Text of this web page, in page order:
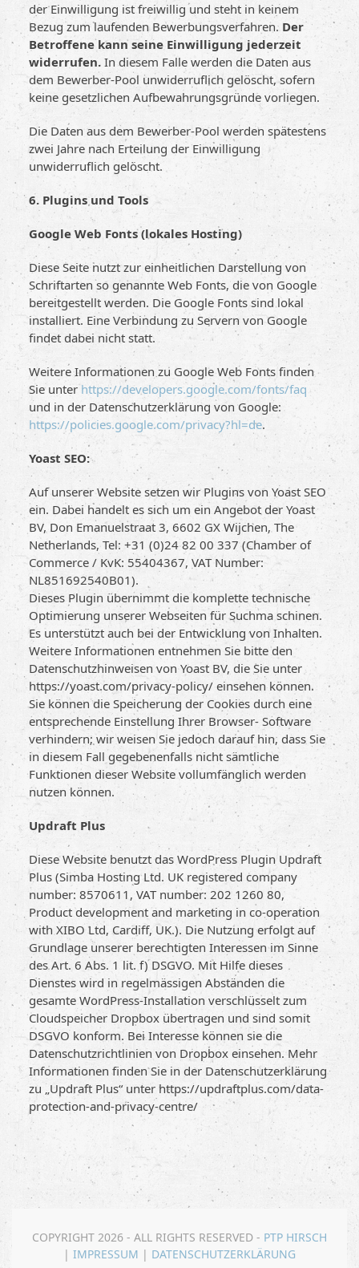
der Einwilligung ist freiwillig und steht in keinem
Bezug zum laufenden Bewerbungsverfahren. Der
Betroffene kann seine Einwilligung jederzeit
widerrufen.In diesem Falle werden die Daten aus
dem Bewerber-Pool unwiderruflich gelöscht, sofern
keine gesetzlichen Aufbewahrungsgründe vorliegen.
Die Daten aus dem Bewerber-Pool werden spätestens
zwei Jahre nach Erteilung der Einwilligung
unwiderruflich gelöscht.
6. Plugins und Tools
Google Web Fonts (lokales Hosting)
Diese Seite nutzt zur einheitlichen Darstellung von
Schriftarten so genannte Web Fonts, die von Google
bereitgestellt werden. Die Google Fonts sind lokal
installiert. Eine Verbindung zu Servern von Google
findet dabei nicht statt.
Weitere Informationen zu Google Web Fonts finden
Sie unterhttps://developers.google.com/fonts/faq
und in der Datenschutzerklärung von Google:
https://policies.google.com/privacy?hl=de.
Yoast SEO:
Auf unserer Website setzen wir Plugins von Yoast SEO
ein. Dabei handelt es sich um ein Angebot der Yoast
BV, Don Emanuelstraat 3, 6602 GX Wijchen, The
Netherlands, Tel: +31 (0)24 82 00 337 (Chamber of
Commerce / KvK: 55404367, VAT Number:
NL851692540B01).
Dieses Plugin übernimmt die komplette technische
Optimierung unserer Webseiten für Suchma schinen.
Es unterstützt auch bei der Entwicklung von Inhalten.
Weitere Informationen entnehmen Sie bitte den
Datenschutzhinweisen von Yoast BV, die Sie unter
https://yoast.com/privacy-policy/ einsehen können.
Sie können die Speicherung der Cookies durch eine
entsprechende Einstellung Ihrer Browser- Software
verhindern; wir weisen Sie jedoch darauf hin, dass Sie
in diesem Fall gegebenenfalls nicht sämtliche
Funktionen dieser Website vollumfänglich werden
nutzen können.
Updraft Plus
Diese Website benutzt das WordPress Plugin Updraft
Plus (Simba Hosting Ltd. UK registered company
number: 8570611, VAT number: 202 1260 80,
Product development and marketing in co-operation
with XIBO Ltd, Cardiff, UK.). Die Nutzung erfolgt auf
Grundlage unserer berechtigten Interessen im Sinne
des Art. 6 Abs. 1 lit. f) DSGVO. Mit Hilfe dieses
Dienstes wird in regelmässigen Abständen die
gesamte WordPress-Installation verschlüsselt zum
Cloudspeicher Dropbox übertragen und sind somit
DSGVO konform. Bei Interesse können sie die
Datenschutzrichtlinien von Dropbox einsehen. Mehr
Informationen finden Sie in der Datenschutzerklärung
zu „Updraft Plus“ unter https://updraftplus.com/data-
protection-and-privacy-centre/
COPYRIGHT 2026 - ALL RIGHTS RESERVED - PTP HIRSCH
| IMPRESSUM | DATENSCHUTZERKLÄRUNG